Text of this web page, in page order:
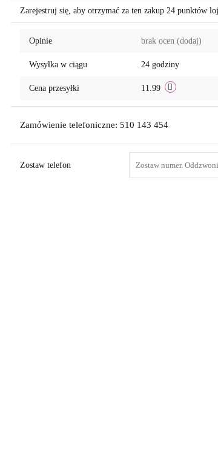
Zarejestruj się, aby otrzymać za ten zakup 24 punktów
Opinie brak ocen (dodaj)
Wysyłka w ciągu 24 godziny
Cena przesyłki 11.99
Zamówienie telefoniczne: 510 143 454
Zostaw telefon